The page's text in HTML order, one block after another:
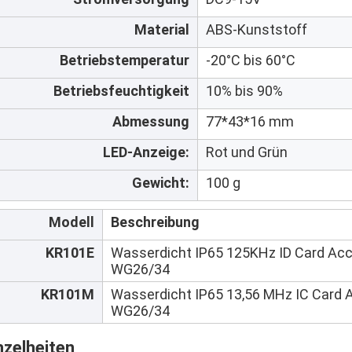
Material
ABS-Kunststoff
Betriebstemperatur
-20°C bis 60°C
Betriebsfeuchtigkeit
10% bis 90%
Abmessung
77*43*16 mm
LED-Anzeige:
Rot und Grün
Gewicht:
100 g
Modell
Beschreibung
KR101E
Wasserdicht IP65 125KHz ID Card
WG26/34
KR101M
Wasserdicht IP65 13,56 MHz IC Card
WG26/34